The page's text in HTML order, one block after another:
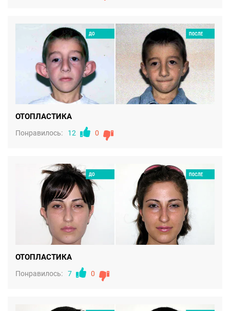
ОТОПЛАСТИКА
Понравилось: 12 0
ОТОПЛАСТИКА
Понравилось: 7 0